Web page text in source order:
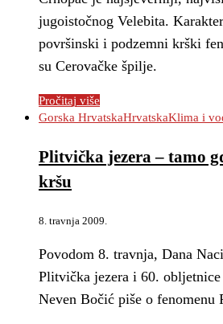
jugoistočnog Velebita.
površinski i podzemni krški
su Cerovačke špilje.
Pročitaj više
Gorska HrvatskaHrvatskaKlima i
Plitvička jezera – tamo
kršu
8. travnja 2009.
Povodom 8. travnja, Dana
Plitvička jezera i 60.
Neven Bočić piše o fenomenu